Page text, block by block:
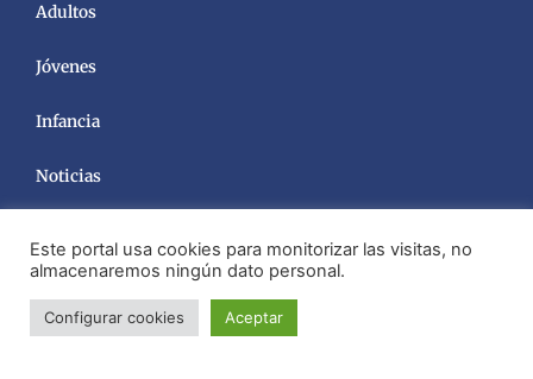
Adultos
Jóvenes
Infancia
Noticias
Este portal usa cookies para monitorizar las visitas, no
almacenaremos ningún dato personal.
Configurar cookies Aceptar